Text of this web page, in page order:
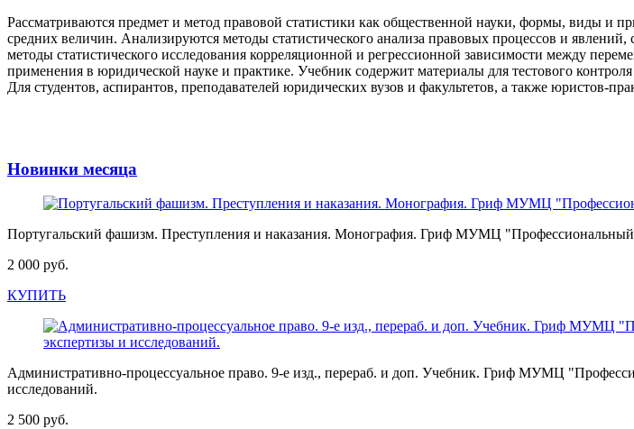
Рассматриваются предмет и метод правовой статистики как общественной науки, формы, виды и
средних величин. Анализируются методы статистического анализа правовых процессов и
методы статистического исследования корреляционной и регрессионной зависимости между
применения в юридической науке и практике. Учебник содержит материалы для тестового
Для студентов, аспирантов, преподавателей юридических вузов и факультетов, а также юристов-
Новинки месяца
Португальский фашизм. Преступления и наказания. Монография. Гриф МУМЦ
2 000 руб.
КУПИТЬ
Административно-процессуальное право. 9-е изд., перераб. и доп. Учебник. Гриф МУМЦ
исследований.
2 500 руб.